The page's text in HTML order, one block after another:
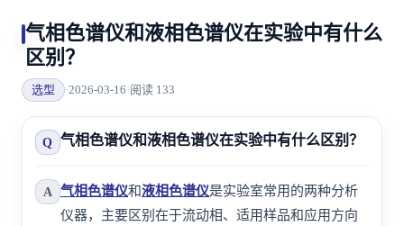
气相色谱仪和液相色谱仪在实验中有什么
区别？
选型 ·2026-03-16·阅读 133
Q 气相色谱仪和液相色谱仪在实验中有什么区别？
A 气相色谱仪和液相色谱仪是实验室常用的两种分析
仪器，主要区别在于流动相、适用样品和应用方向